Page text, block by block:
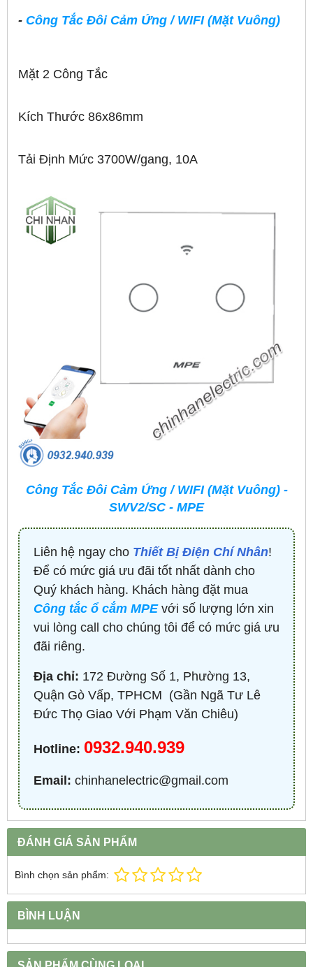
- Công Tắc Đôi Cảm Ứng / WIFI (Mặt Vuông)
Mặt 2 Công Tắc
Kích Thước 86x86mm
Tải Định Mức 3700W/gang, 10A
Công Tắc Đôi Cảm Ứng / WIFI (Mặt Vuông) -
SWV2/SC - MPE
Liên hệ ngay cho Thiết Bị Điện Chí Nhân!
Để có mức giá ưu đãi tốt nhất dành cho
Quý khách hàng. Khách hàng đặt mua
Công tắc ổ cắm MPEvới số lượng lớn xin
vui lòng call cho chúng tôi để có mức giá ưu
đãi riêng.
Địa chỉ: 172 Đường Số 1, Phường 13,
Quận Gò Vấp, TPHCM ​ (Gần Ngã Tư Lê
Đức Thọ Giao Với Phạm Văn Chiêu)
Hotline: 0932.940.939
Email: chinhanelectric@gmail.com
ĐÁNH GIÁ SẢN PHẨM
Bình chọn sản phẩm:
BÌNH LUẬN